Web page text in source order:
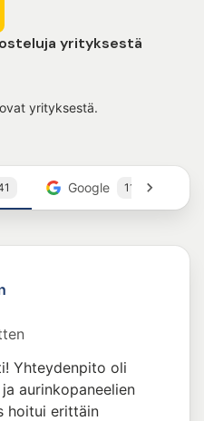
yrityksestä
yrityksestä.
Google 11
Yhteydenpito oli
aurinkopaneelien
hoitui erittäin